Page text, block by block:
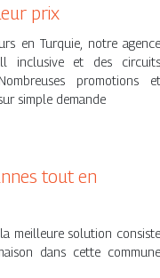
prix
en Turquie, notre agence
inclusive et des circuits
promotions
simple demande
tout en
meilleure solution consiste
dans cette commune